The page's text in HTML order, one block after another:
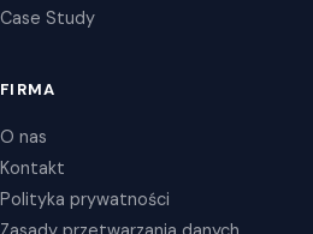
Case Study
FIRMA
O nas
Kontakt
Polityka prywatności